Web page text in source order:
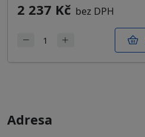
2 237 Kč bez DPH
Adresa